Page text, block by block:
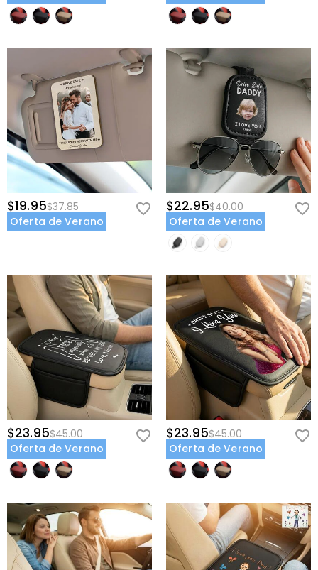
$19.95$37.85
Oferta de Verano
$22.95$40.00
Oferta de Verano
$23.95$45.00
Oferta de Verano
$23.95$45.00
Oferta de Verano